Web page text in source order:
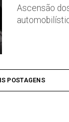
Ascensão
POSTAGENS